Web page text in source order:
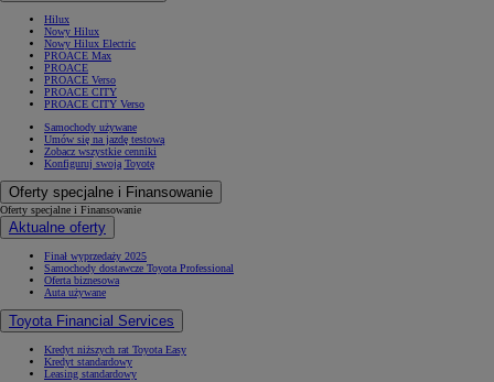
Hilux
Nowy Hilux
Nowy Hilux Electric
PROACE Max
PROACE
PROACE Verso
PROACE CITY
PROACE CITY Verso
Samochody używane
Umów się na jazdę testową
Zobacz wszystkie cenniki
Konfiguruj swoją Toyotę
Oferty specjalne i Finansowanie
Oferty specjalne i Finansowanie
Aktualne oferty
Finał wyprzedaży 2025
Samochody dostawcze Toyota Professional
Oferta biznesowa
Auta używane
Toyota Financial Services
Kredyt niższych rat Toyota Easy
Kredyt standardowy
Leasing standardowy